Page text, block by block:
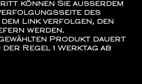
können Sie außerdem
des
Link verfolgen, den
werden.
gewählten Produkt dauert
Regel 1 Werktag ab